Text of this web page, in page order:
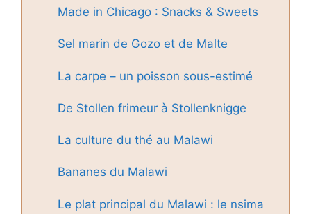
Made in Chicago : Snacks & Sweets
Sel marin de Gozo et de Malte
La carpe – un poisson sous-estimé
De Stollen frimeur à Stollenknigge
La culture du thé au Malawi
Bananes du Malawi
Le plat principal du Malawi : le nsima